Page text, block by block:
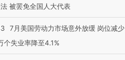
被罢免全国人大代表
7月美国劳动力市场意外放缓 岗位减少
个失业率降至4.1%